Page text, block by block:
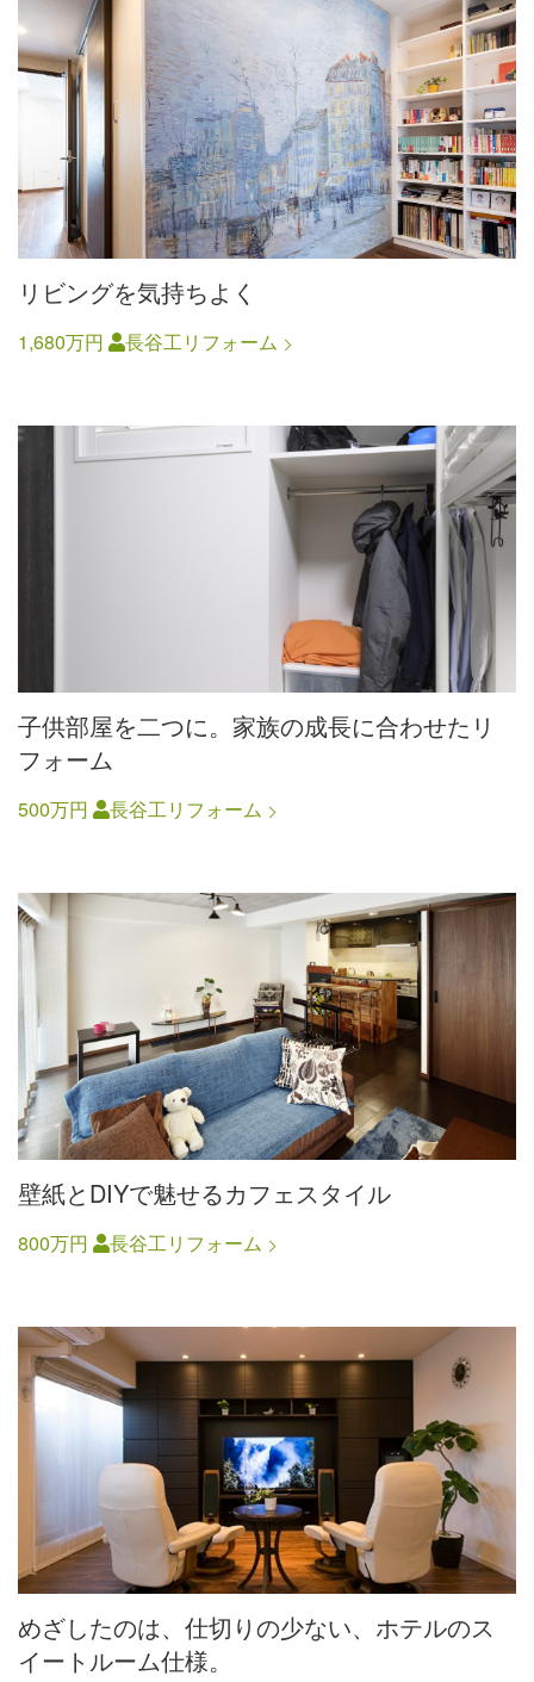
リビングを気持ちよく
1,680万円 長谷工リフォーム
子供部屋を二つに。家族の成長に合わせたリ
フォーム
500万円 長谷工リフォーム
壁紙とDIYで魅せるカフェスタイル
800万円 長谷工リフォーム
めざしたのは、仕切りの少ない、ホテルのス
イートルーム仕様。